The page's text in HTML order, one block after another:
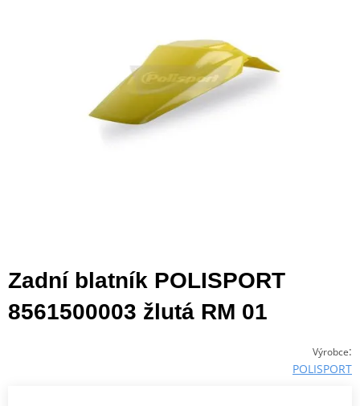
Zadní blatník POLISPORT
8561500003 žlutá RM 01
Výrobce:
POLISPORT